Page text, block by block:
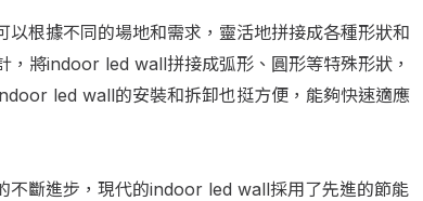
根據不同的場地和需求，靈活地拼接成各種形狀和
，將indoor led wall拼接成弧形、圓形等特殊形狀，
led wall的安裝和拆卸也挺方便，能夠快速適應
斷進步，現代的indoor led wall採用了先進的節能